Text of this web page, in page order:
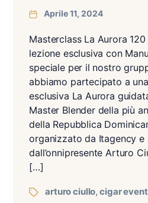
Aprile 11, 2024
Masterclass La Aurora 120
lezione esclusiva con
speciale per il nostro
abbiamo partecipato a
esclusiva La Aurora
Master Blender della più
della Repubblica
organizzato da Itagency
dall’onnipresente Arturo
[…]
arturo ciullo,cigar